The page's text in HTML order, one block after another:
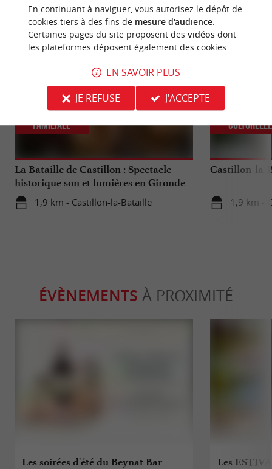
NOUS AVONS TESTÉPOUR VOUS
La Bataille de Castillon : Spectacle
historique son et lumières en Gironde
1,9 km - Castillon-la-Bataille
Familiale
Castillon-la-
1,9 km -
Culturelle
ÉVÈNEMENTS À PROXIMITÉ
Les soirées d'été du Beynat Bar
Les
En continuant à naviguer, vous autorisez le dépôt de
cookies tiers à des fins de mesure d'audience.
Certaines pages du site proposent des vidéosdont
les plateformes déposent également des cookies.
EN SAVOIR PLUS
JE REFUSE
J'ACCEPTE